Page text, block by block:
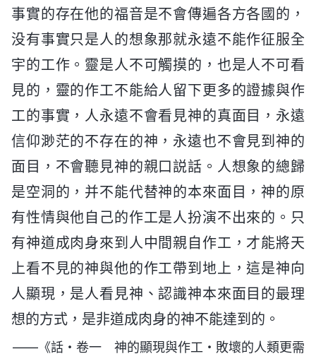
事實的存在他的福音是不會傳遍各方各國的，
没有事實只是人的想象那就永遠不能作征服全
宇的工作。靈是人不可觸摸的，也是人不可看
見的，靈的作工不能給人留下更多的證據與作
工的事實，人永遠不會看見神的真面目，永遠
信仰渺茫的不存在的神，永遠也不會見到神的
面目，不會聽見神的親口説話。人想象的總歸
是空洞的，并不能代替神的本來面目，神的原
有性情與他自己的作工是人扮演不出來的。只
有神道成肉身來到人中間親自作工，才能將天
上看不見的神與他的作工帶到地上，這是神向
人顯現，是人看見神、認識神本來面目的最理
想的方式，是非道成肉身的神不能達到的。
——《話・卷一 神的顯現與作工・敗壞的人類更需